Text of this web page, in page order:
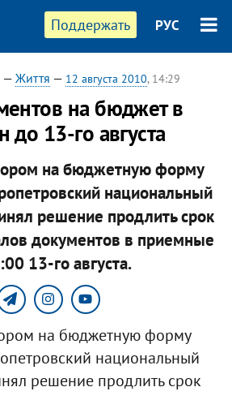
Поддержать РУС
— Життя — 12 августа 2010, 14:29
на бюджет в
13-го августа
на бюджетную форму
национальный
решение продлить срок
документов в приемные
13-го августа.
на бюджетную форму
национальный
решение продлить срок